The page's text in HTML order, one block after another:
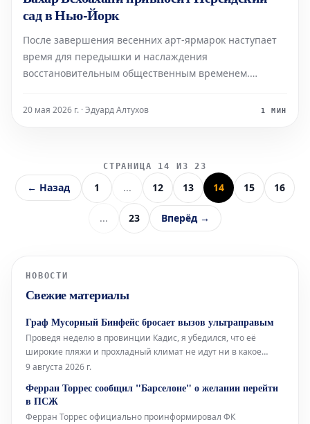
сад в Нью-Йорк
После завершения весенних арт-ярмарок наступает
время для передышки и наслаждения
восстановительным общественным временем.
«Дамасская роза» на Губернаторском острове, где
20 мая 2026 г. · Эдуард Алтухов 1 МИН
СТРАНИЦА 14 ИЗ 23
← Назад 1 ... 12 13 14 15 16
... 23 Вперёд →
НОВОСТИ
Свежие материалы
Граф Мусорный Бинфейс бросает вызов ультраправым
Проведя неделю в провинции Кадис, я убедился, что её
широкие пляжи и прохладный климат не идут ни в какое
сравнение со средиземноморским побережьем. Здесь, в
благодаря океанским бризам, смягчающим силу солнца, он
совершенно не нужен.
9 августа 2026 г.
Ферран Торрес сообщил "Барселоне" о желании перейти
в ПСЖ
Ферран Торрес официально проинформировал ФК